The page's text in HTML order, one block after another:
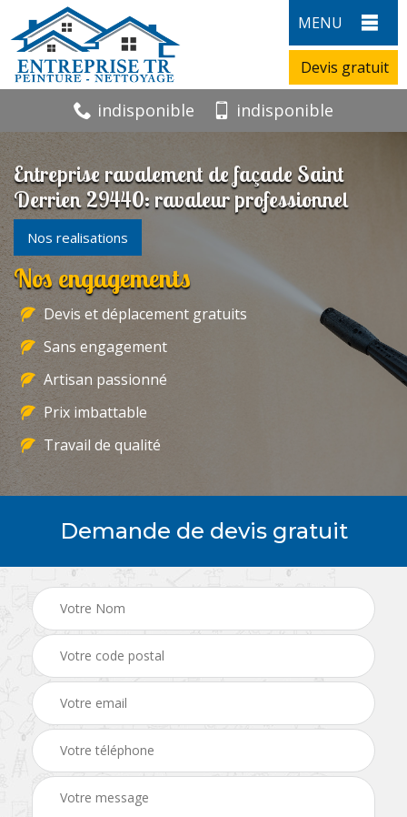
MENU
Devis gratuit
indisponible indisponible
Entreprise ravalement de façade Saint
Derrien 29440: ravaleur professionnel
Nos realisations
Nos engagements
Devis et déplacement gratuits
Sans engagement
Artisan passionné
Prix imbattable
Travail de qualité
Demande de devis gratuit